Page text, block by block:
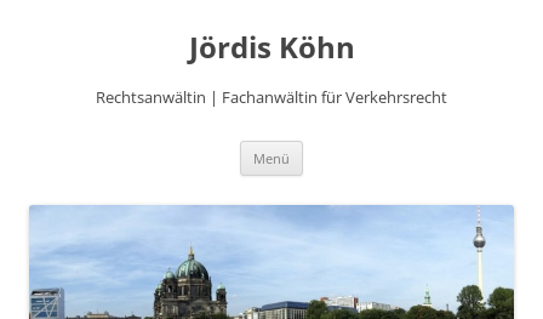
Jördis Köhn
Rechtsanwältin | Fachanwältin für Verkehrsrecht
Menü